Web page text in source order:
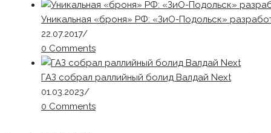
Уникальная «броня» РФ: «ЗиО-Подольск»
22.07.2017/
0 Comments
ГАЗ собрал раллийный болид Валдай Next
01.03.2023/
0 Comments